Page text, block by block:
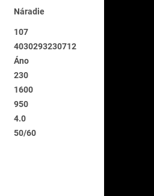
Náradie
107
4030293230712
Áno
230
1600
950
4.0
50/60